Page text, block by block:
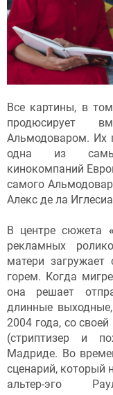
Все картины, в
продюсирует
Альмодоваром. Их
одна из
кинокомпаний
самого
Алекс де ла
В центре сюжета
рекламных
матери загружает
горем. Когда
она решает
длинные
2004 года, со
(стриптизер и
Мадриде. Во
сценарий, который
альтер-эго